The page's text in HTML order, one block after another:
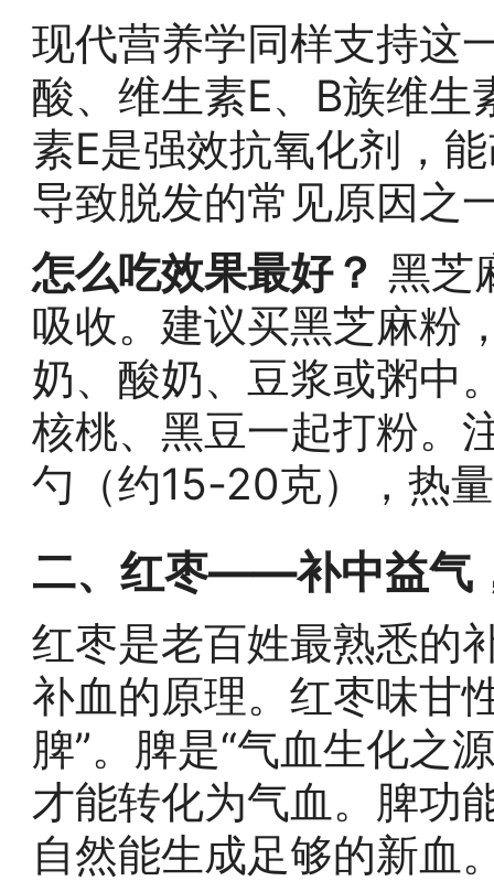
现代营养学同样支持这
酸、维生素E、B族维
素E是强效抗氧化剂，
导致脱发的常见原因之
怎么吃效果最好？ 黑芝
吸收。建议买黑芝麻粉
奶、酸奶、豆浆或粥中
核桃、黑豆一起打粉。
勺（约15-20克），热
二、红枣——补中益气
红枣是老百姓最熟悉的
补血的原理。红枣味甘
脾”。脾是“气血生化之
才能转化为气血。脾功
自然能生成足够的新血